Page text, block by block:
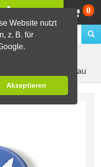
Website nutzt
z. B. für
Akzeptieren
0
Taube auf Blau